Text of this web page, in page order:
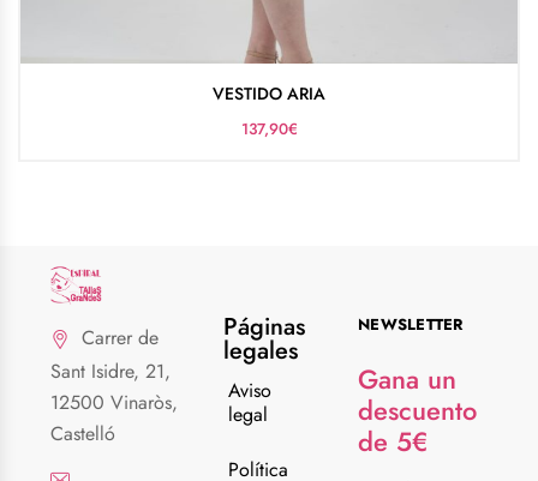
VESTIDO ARIA
137,90€
Carrer de
Sant Isidre, 21,
12500 Vinaròs,
Castelló
Páginas
legales
Aviso
legal
Política
NEWSLETTER
Gana un
descuento
de 5€